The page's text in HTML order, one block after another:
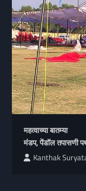
महत्वाच्या बातम्या
मंडप, पेंडॉल तपासणी
Kanthak